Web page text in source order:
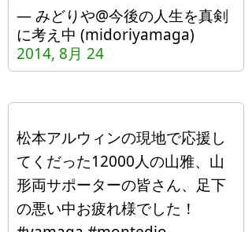
— みどりや@今後の人生を真剣
に考え中 (midoriyamaga)
2014, 8月 24
松本アルウィンの現地で応援し
てくだった12000人の山雅、山
形両サポーターの皆さん、足下
の悪い中お疲れ様でした！